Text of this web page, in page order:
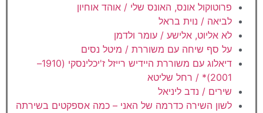
פרוטוקול אונס, האונס שלי / אוהד אוחיון
לביאה / נוית בראל
לא אליוט, אלישע / עומר ולדמן
על סף שיחה עם משוררת / מיטל נסים
דיאלוג עם משוררת היידיש רייזל ז'יכלינסקי (1910–
2001)* / רחל שליטא
שירים / נדב ליניאל
לשון השירה כדרמה של האני – כמה אספקטים בשירתה